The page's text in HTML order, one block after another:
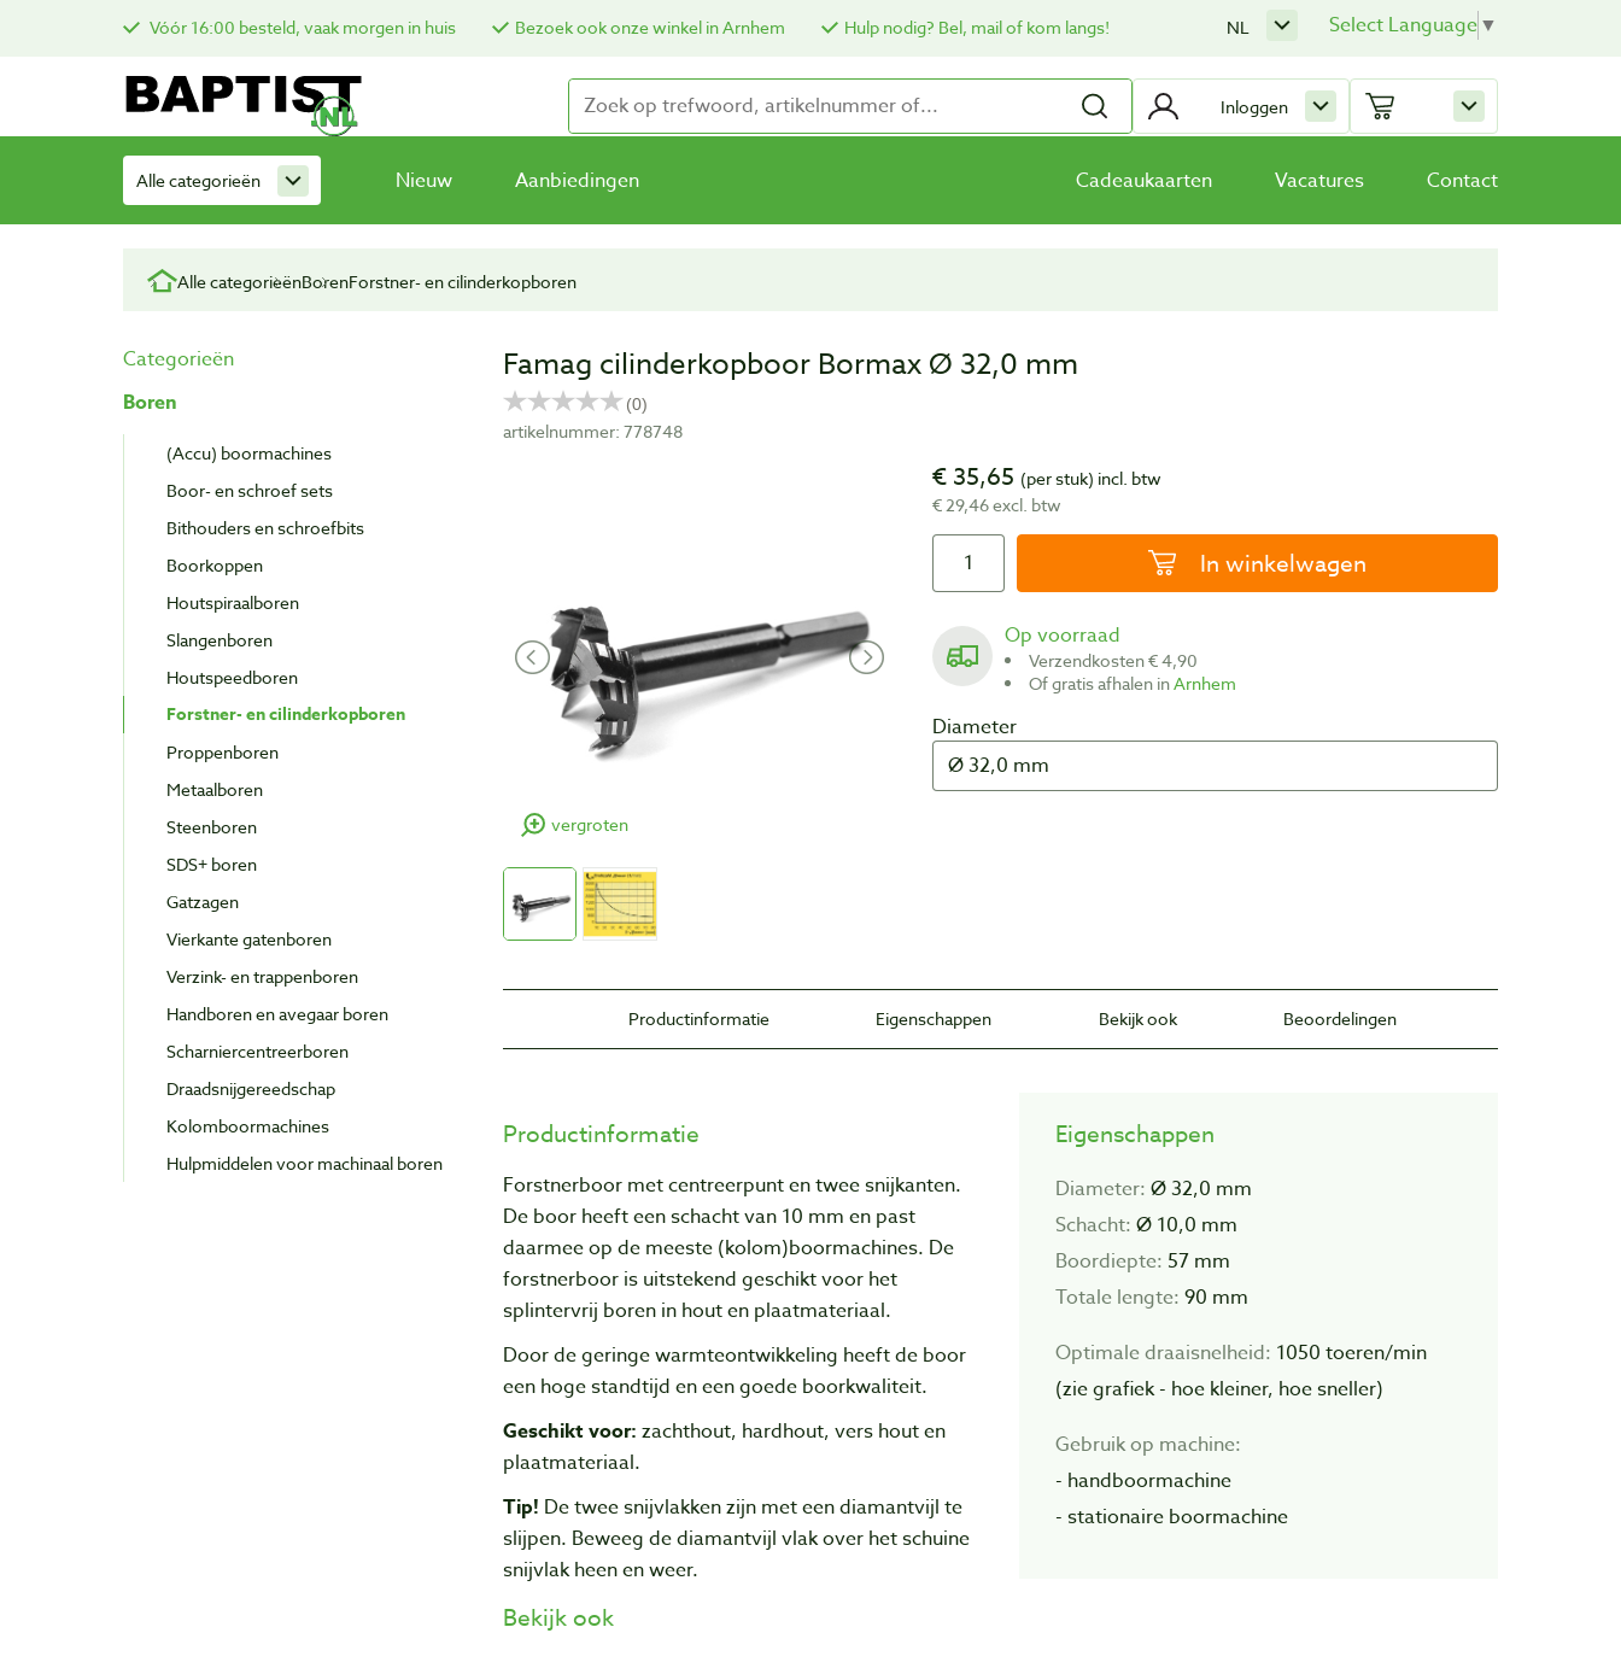
Vóór 16:00 besteld, vaak morgen in huis Bezoek ook onze winkel in Arnhem Hulp nodig? Bel, mail of kom langs! Select Language▼
NL
Inloggen
Alle categorieën Nieuw Aanbiedingen Cadeaukaarten Vacatures Contact
Alle categorieënBorenForstner- en cilinderkopboren
Categorieën
Boren
(Accu) boormachines
Boor- en schroef sets
Bithouders en schroefbits
Boorkoppen
Houtspiraalboren
Slangenboren
Houtspeedboren
Forstner- en cilinderkopboren
Proppenboren
Metaalboren
Steenboren
SDS+ boren
Gatzagen
Vierkante gatenboren
Verzink- en trappenboren
Handboren en avegaar boren
Scharniercentreerboren
Draadsnijgereedschap
Kolomboormachines
Hulpmiddelen voor machinaal boren
Famag cilinderkopboor Bormax Ø 32,0 mm
artikelnummer: 778748
vergroten
€ 35,65 (per stuk) incl. btw
€ 29,46 excl. btw
In winkelwagen
Op voorraad
Verzendkosten € 4,90
Of gratis afhalen inArnhem
Diameter
Productinformatie Eigenschappen Bekijk ook Beoordelingen
Productinformatie
Forstnerboor met centreerpunt en twee snijkanten.
De boor heeft een schacht van 10 mm en past
daarmee op de meeste (kolom)boormachines. De
forstnerboor is uitstekend geschikt voor het
splintervrij boren in hout en plaatmateriaal.
Door de geringe warmteontwikkeling heeft de boor
een hoge standtijd en een goede boorkwaliteit.
Geschikt voor: zachthout, hardhout, vers hout en
plaatmateriaal.
Tip! De twee snijvlakken zijn met een diamantvijl te
slijpen. Beweeg de diamantvijl vlak over het schuine
snijvlak heen en weer.
Eigenschappen
Diameter: Ø 32,0 mm
Schacht: Ø 10,0 mm
Boordiepte: 57 mm
Totale lengte: 90 mm
Optimale draaisnelheid: 1050 toeren/min
(zie grafiek - hoe kleiner, hoe sneller)
Gebruik op machine:
- handboormachine
- stationaire boormachine
Bekijk ook